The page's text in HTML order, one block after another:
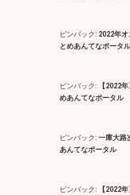
ピンバック: 2022年
とめあんてなポータル
ピンバック:
【2022
めあんてなポータル
ピンバック: 一庫大路
あんてなポータル
ピンバック:
【2022